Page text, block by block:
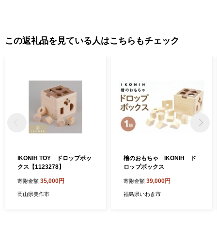
この返礼品を見ている人はこちらもチェック
IKONIH TOY ドロップボッ
クス【1123278】
寄附金額 35,000円
岡山県美作市
檜のおもちゃ IKONIH ド
ロップボックス
寄附金額 39,000円
福島県いわき市